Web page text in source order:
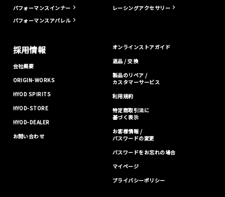
パフォーマンスインナー
パフォーマンスアパレル
レーシングアクセサリー
採用情報
会社概要
ORIGIN-WORKS
HYOD SPIRITS
HYOD-STORE
HYOD-DEALER
お問い合わせ
オンラインストアガイド
返品 / 交換
製品のリペア /
カスタマーサービス
利用規約
特定商取引法に
基づく表示
お客様情報 /
パスワードの変更
パスワードをお忘れの場合
マイページ
プライバシーポリシー